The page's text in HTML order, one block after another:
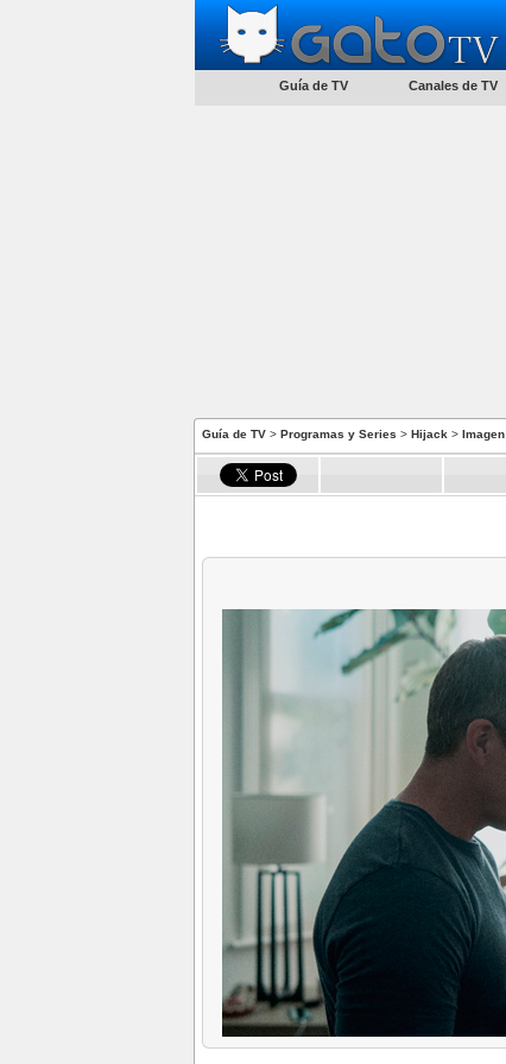
Guía de TV Canales de TV
Guía de TV > Programas y Series > Hijack > Imagen